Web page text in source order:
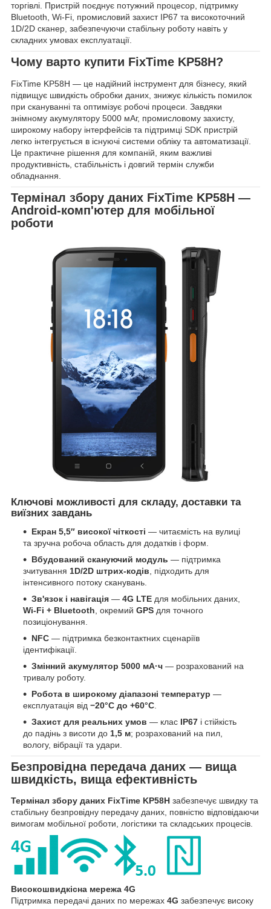
торгівлі. Пристрій поєднує потужний процесор, підтримку
Bluetooth, Wi-Fi, промисловий захист IP67 та високоточний
1D/2D сканер, забезпечуючи стабільну роботу навіть у
складних умовах експлуатації.
Чому варто купити FixTime KP58H?
FixTime KP58H — це надійний інструмент для бізнесу, який
підвищує швидкість обробки даних, знижує кількість помилок
при скануванні та оптимізує робочі процеси. Завдяки
знімному акумулятору 5000 мАг, промисловому захисту,
широкому набору інтерфейсів та підтримці SDK пристрій
легко інтегрується в існуючі системи обліку та автоматизації.
Це практичне рішення для компаній, яким важливі
продуктивність, стабільність і довгий термін служби
обладнання.
Термінал збору даних FixTime KP58H —
Android-комп'ютер для мобільної
роботи
Ключові можливості для складу, доставки та
виїзних завдань
Екран 5,5″ високої чіткості — читаємість на вулиці
та зручна робоча область для додатків і форм.
Вбудований скануючий модуль — підтримка
зчитування 1D/2D штрих-кодів , підходить для
інтенсивного потоку сканувань.
Зв'язок і навігація — 4G LTE для мобільних даних,
Wi-Fi + Bluetooth , окремий GPS для точного
позиціонування.
NFC — підтримка безконтактних сценаріїв
ідентифікації.
Змінний акумулятор 5000 мА·ч — розрахований на
тривалу роботу.
Робота в широкому діапазоні температур —
експлуатація від −20°C до +60°C
Захист для реальних умов — клас IP67 і стійкість
до падінь з висоти до 1,5 м; розрахований на пил,
вологу, вібрації та удари.
Безпровідна передача даних — вища
швидкість, вища ефективність
Термінал збору даних FixTime KP58H забезпечує швидку та
стабільну безпровідну передачу даних, повністю відповідаючи
вимогам мобільної роботи, логістики та складських процесів.
Високошвидкісна мережа 4G
Підтримка передачі даних по мережах 4G забезпечує високу